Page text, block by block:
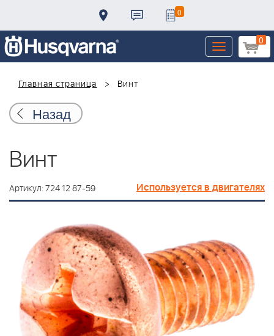
0
0
Toggle
navigation
Главная страница
Винт
Назад
Винт
Артикул: 724 12 87-59 Используется в двигателях